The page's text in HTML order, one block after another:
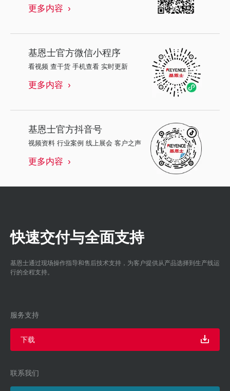
更多内容
基恩士官方微信小程序
看视频 查干货 手机查看 实时更新
更多内容
基恩士官方抖音号
视频资料 行业案例 线上展会 客户之声
更多内容
快速交付与全面支持
基恩士通过现场操作指导和售后技术支持，为客户提供从产品选择到生产线运
行的全程支持。
服务支持
下载
联系我们